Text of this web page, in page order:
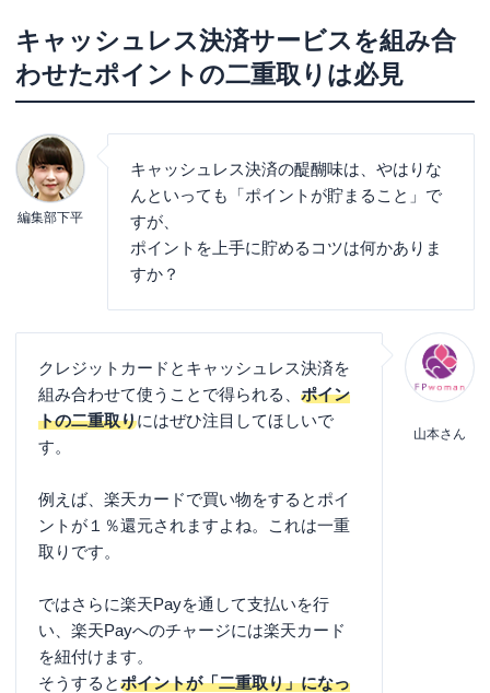
キャッシュレス決済サービスを組み合
わせたポイントの二重取りは必見
編集部下平
キャッシュレス決済の醍醐味は、やはりな
んといっても「ポイントが貯まること」で
すが、
ポイントを上手に貯めるコツは何かありま
すか？
クレジットカードとキャッシュレス決済を
組み合わせて使うことで得られる、 ポイン
トの二重取りにはぜひ注目してほしいで
す。
例えば、楽天カードで買い物をするとポイ
ントが１％還元されますよね。これは一重
取りです。
ではさらに楽天Payを通して支払いを行
い、楽天Payへのチャージには楽天カード
を紐付けます。
そうするとポイントが「二重取り」になっ
山本さん